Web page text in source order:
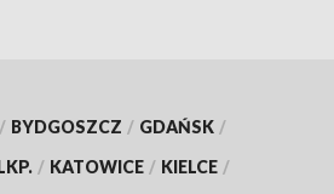
/ BYDGOSZCZ / GDAŃSK /
/ KATOWICE / KIELCE /